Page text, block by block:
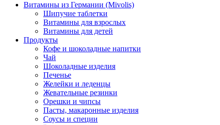
Витамины из Германии (Mivolis)
Шипучие таблетки
Витамины для взрослых
Витамины для детей
Продукты
Кофе и шоколадные напитки
Чай
Шоколадные изделия
Печенье
Желейки и леденцы
Жевательные резинки
Орешки и чипсы
Пасты, макаронные изделия
Соусы и специи